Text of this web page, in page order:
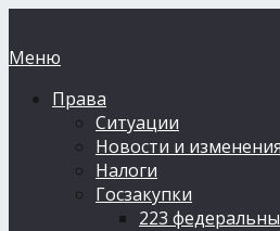
Меню
Права
Ситуации
Новости и изменения
Налоги
Госзакупки
223